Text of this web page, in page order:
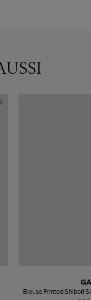
Blouse Printed Shibori